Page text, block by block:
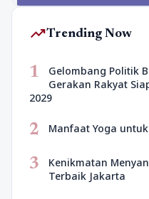
trending_upTrending Now
1
Gelombang Politik
Gerakan Rakyat
2029
2 Manfaat Yoga
3
Kenikmatan
Terbaik Jakarta